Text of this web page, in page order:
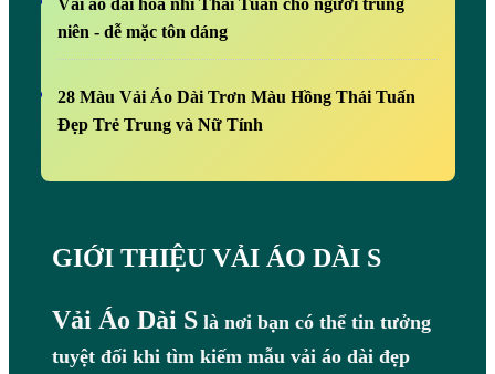
niên - dễ mặc tôn dáng
28 Màu Vải Áo Dài Trơn Màu Hồng Thái Tuấn
Đẹp Trẻ Trung và Nữ Tính
GIỚI THIỆU VẢI ÁO DÀI S
Vải Áo Dài Slà nơi bạn có thể tin tưởng
tuyệt đối khi tìm kiếm mẫu vải áo dài đẹp